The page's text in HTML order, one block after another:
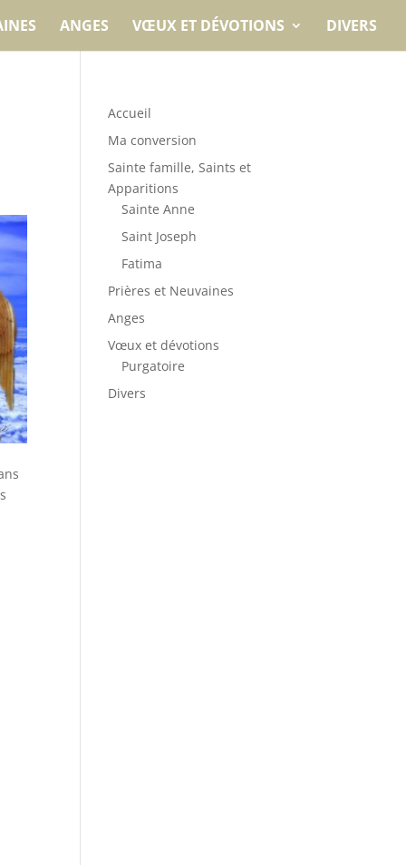
ANGES VŒUX ET DÉVOTIONS DIVERS
Accueil
Ma conversion
Sainte famille, Saints et
Apparitions
Sainte Anne
Saint Joseph
Fatima
Prières et Neuvaines
Anges
Vœux et dévotions
Purgatoire
Divers